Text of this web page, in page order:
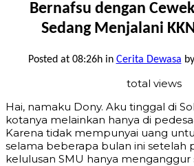
Bernafsu dengan
Sedang Menjalani
Posted at 08:26hin Cerita Dewasa by
total views
Hai, namaku Dony. Aku tinggal di
kotanya melainkan hanya di
Karena tidak mempunyai uang
selama beberapa bulan ini setelah
kelulusan SMU hanya menganggur